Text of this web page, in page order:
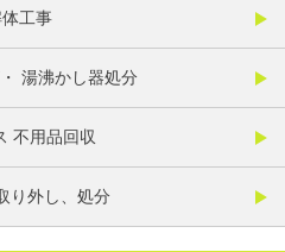
工事
湯沸かし器処分
不用品回収
り外し、処分